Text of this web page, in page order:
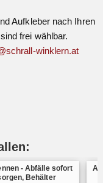
Aufkleber nach Ihren
frei wählbar.
winklern.at
- Abfälle sofort
Behälter